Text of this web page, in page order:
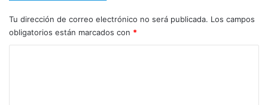
Tu dirección de correo electrónico no será publicada. Los campos
obligatorios están marcados con *